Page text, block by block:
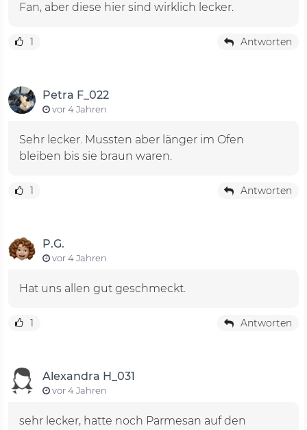
Fan, aber diese hier sind wirklich lecker.
1 Antworten
Petra F_022
vor 4 Jahren
Sehr lecker. Mussten aber länger im Ofen
bleiben bis sie braun waren.
1 Antworten
P.G.
vor 4 Jahren
Hat uns allen gut geschmeckt.
1 Antworten
Alexandra H_031
vor 4 Jahren
sehr lecker, hatte noch Parmesan auf den